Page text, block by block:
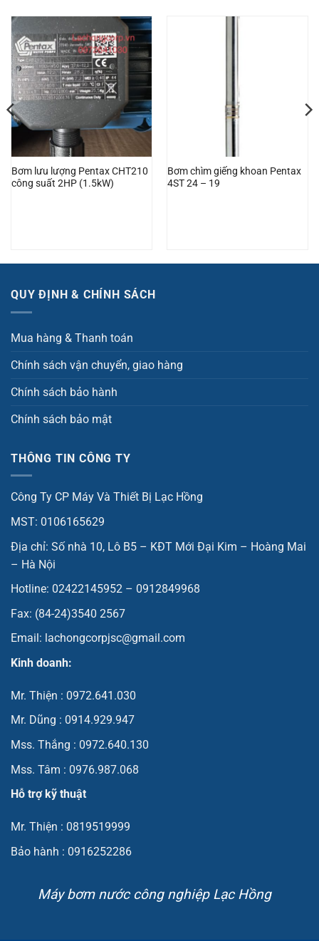
Bơm lưu lượng Pentax CHT210
công suất 2HP (1.5kW)
Bơm chìm giếng khoan Pentax
4ST 24 – 19
QUY ĐỊNH & CHÍNH SÁCH
Mua hàng & Thanh toán
Chính sách vận chuyển, giao hàng
Chính sách bảo hành
Chính sách bảo mật
THÔNG TIN CÔNG TY
Công Ty CP Máy Và Thiết Bị Lạc Hồng
MST: 0106165629
Địa chỉ: Số nhà 10, Lô B5 – KĐT Mới Đại Kim – Hoàng Mai
– Hà Nội
Hotline: 02422145952 – 0912849968
Fax: (84-24)3540 2567
Email: lachongcorpjsc@gmail.com
Kinh doanh:
Mr. Thiện : 0972.641.030
Mr. Dũng : 0914.929.947
Mss. Thắng : 0972.640.130
Mss. Tâm : 0976.987.068
Hỗ trợ kỹ thuật
Mr. Thiện : 0819519999
Bảo hành : 0916252286
Máy bơm nước công nghiệp Lạc Hồng